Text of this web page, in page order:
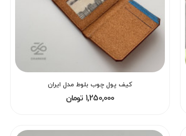
کیف پول چوب بلوط مدل ایران
1,250,000 تومان